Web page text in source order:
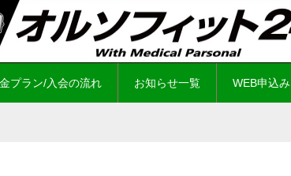
プラン/入会の流れ お知らせ一覧 WEB申込み